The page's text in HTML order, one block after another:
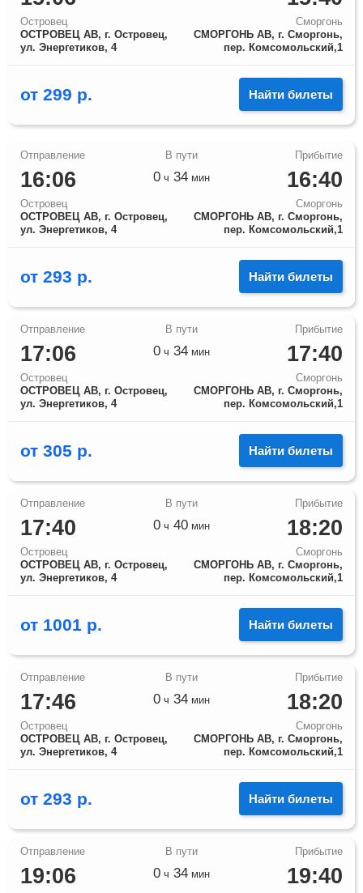
Островец
ОСТРОВЕЦ АВ, г. Островец,
ул. Энергетиков, 4
Сморгонь
СМОРГОНЬ АВ, г. Сморгонь,
пер. Комсомольский,1
от 299 р. Найти билеты
16:06
Островец
ОСТРОВЕЦ АВ, г. Островец,
ул. Энергетиков, 4
16:40
Сморгонь
СМОРГОНЬ АВ, г. Сморгонь,
пер. Комсомольский,1
0 ч 34 мин
от 293 р. Найти билеты
17:06
Островец
ОСТРОВЕЦ АВ, г. Островец,
ул. Энергетиков, 4
17:40
Сморгонь
СМОРГОНЬ АВ, г. Сморгонь,
пер. Комсомольский,1
0 ч 34 мин
от 305 р. Найти билеты
17:40
Островец
ОСТРОВЕЦ АВ, г. Островец,
ул. Энергетиков, 4
18:20
Сморгонь
СМОРГОНЬ АВ, г. Сморгонь,
пер. Комсомольский,1
0 ч 40 мин
от 1001 р. Найти билеты
17:46
Островец
ОСТРОВЕЦ АВ, г. Островец,
ул. Энергетиков, 4
18:20
Сморгонь
СМОРГОНЬ АВ, г. Сморгонь,
пер. Комсомольский,1
0 ч 34 мин
от 293 р. Найти билеты
19:06 19:40
0 ч 34 мин